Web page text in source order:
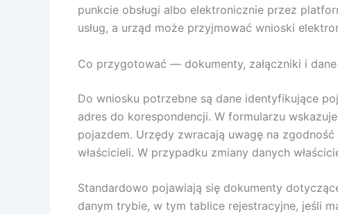
punkcie obsługi albo elektronicznie przez
usług, a urząd może przyjmować wnioski
Co przygotować — dokumenty, załączniki i
Do wniosku potrzebne są dane identyfikujące
adres do korespondencji. W formularzu
pojazdem. Urzędy zwracają uwagę na
właścicieli. W przypadku zmiany danych
Standardowo pojawiają się dokumenty
danym trybie, w tym tablice rejestracyjne, jeśli